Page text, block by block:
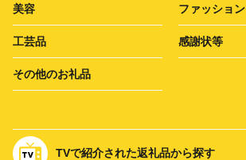
美容 ファッション
工芸品 感謝状等
その他のお礼品
TVで紹介された返礼品から探す